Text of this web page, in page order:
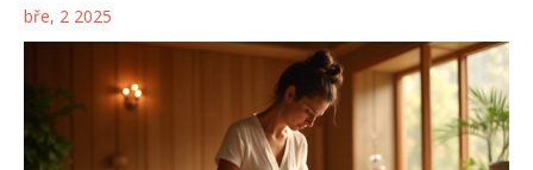
postupům si odnesete z masáže maximum pozitivní energie.
bře, 2 2025